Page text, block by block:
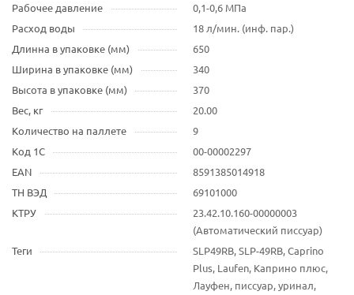
Рабочее давление
0,1-0,6 МПа
Расход воды
18 л/мин. (инф. пар.)
Длинна в упаковке (мм)
650
Ширина в упаковке (мм)
340
Высота в упаковке (мм)
370
Вес, кг
20.00
Количество на паллете
9
Код 1С
00-00002297
EAN
8591385014918
ТН ВЭД
69101000
КТРУ
23.42.10.160-00000003
(Автоматический писсуар)
Теги
SLP49RB, SLP-49RB, Caprino
Plus, Laufen, Каприно плюс,
Лауфен, писсуар, уринал,